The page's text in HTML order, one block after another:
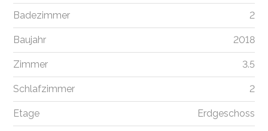
Badezimmer 2
Baujahr 2018
Zimmer 3.5
Schlafzimmer 2
Etage Erdgeschoss